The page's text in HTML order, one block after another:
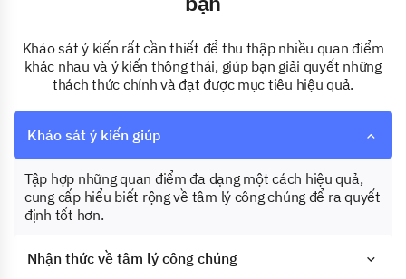
Khảo sát ý kiến rất cần thiết để thu thập nhiều quan điểm
khác nhau và ý kiến thông thái, giúp bạn giải quyết những
thách thức chính và đạt được mục tiêu hiệu quả.
Khảo sát ý kiến giúp
Tập hợp những quan điểm đa dạng một cách hiệu quả,
cung cấp hiểu biết rộng về tâm lý công chúng để ra quyết
định tốt hơn.
Nhận thức về tâm lý công chúng